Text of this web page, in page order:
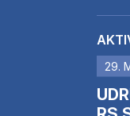
29.